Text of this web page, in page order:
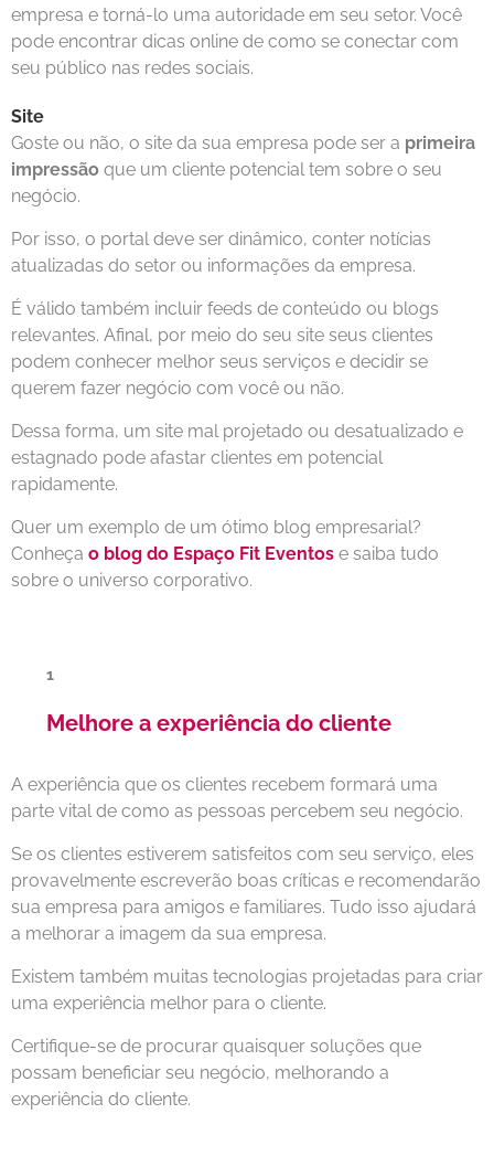
empresa e torná-lo uma autoridade em seu setor. Você
pode encontrar dicas online de como se conectar com
seu público nas redes sociais.
Site
Goste ou não, o site da sua empresa pode ser a primeira
impressão que um cliente potencial tem sobre o seu
negócio.
Por isso, o portal deve ser dinâmico, conter notícias
atualizadas do setor ou informações da empresa.
É válido também incluir feeds de conteúdo ou blogs
relevantes. Afinal, por meio do seu site seus clientes
podem conhecer melhor seus serviços e decidir se
querem fazer negócio com você ou não.
Dessa forma, um site mal projetado ou desatualizado e
estagnado pode afastar clientes em potencial
rapidamente.
Quer um exemplo de um ótimo blog empresarial?
Conheça o blog do Espaço Fit Eventos e saiba tudo
sobre o universo corporativo.
Melhore a experiência do cliente
A experiência que os clientes recebem formará uma
parte vital de como as pessoas percebem seu negócio.
Se os clientes estiverem satisfeitos com seu serviço, eles
provavelmente escreverão boas críticas e recomendarão
sua empresa para amigos e familiares. Tudo isso ajudará
a melhorar a imagem da sua empresa.
Existem também muitas tecnologias projetadas para criar
uma experiência melhor para o cliente.
Certifique-se de procurar quaisquer soluções que
possam beneficiar seu negócio, melhorando a
experiência do cliente.